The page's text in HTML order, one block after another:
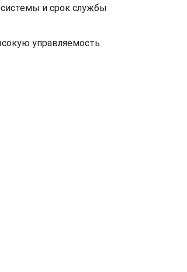
и срок службы
управляемость